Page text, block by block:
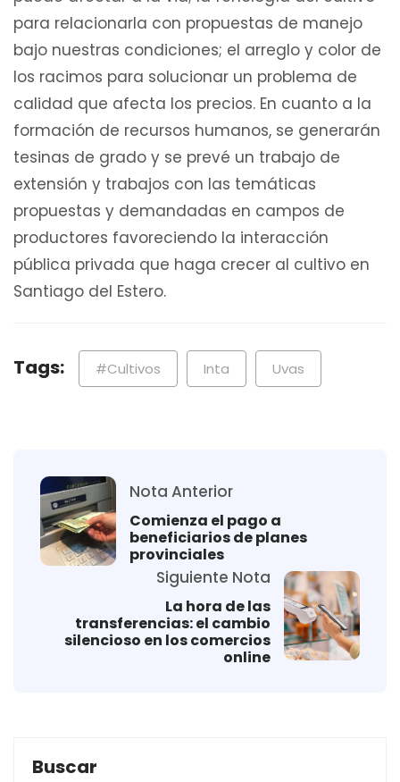
para relacionarla con propuestas de manejo
bajo nuestras condiciones; el arreglo y color de
los racimos para solucionar un problema de
calidad que afecta los precios. En cuanto a la
formación de recursos humanos, se generarán
tesinas de grado y se prevé un trabajo de
extensión y trabajos con las temáticas
propuestas y demandadas en campos de
productores favoreciendo la interacción
pública privada que haga crecer al cultivo en
Santiago del Estero.
Tags: #Cultivos Inta Uvas
Nota Anterior
Comienza el pago a
beneficiarios de planes
provinciales
Siguiente Nota
La hora de las
transferencias: el cambio
silencioso en los comercios
online
Buscar